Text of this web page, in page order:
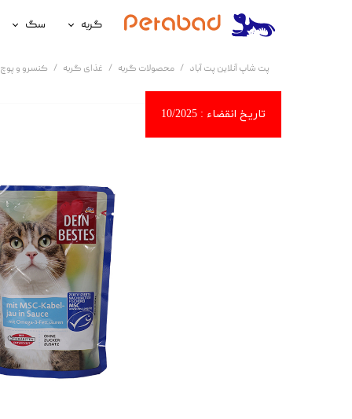
گربه
غذای گربه
سگ
پت شاپ آنلاین پت آباد محصولات گربه غذای گربه کنسرو و